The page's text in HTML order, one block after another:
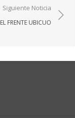
Siguiente Noticia
EL FRENTE UBICUO